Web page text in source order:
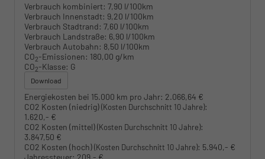
Verbrauch kombiniert: 7,90 l/100km
Verbrauch Innenstadt: 9,20 l/100km
Verbrauch Stadtrand: 7,60 l/100km
Verbrauch Landstraße: 6,90 l/100km
Verbrauch Autobahn: 8,50 l/100km
CO2-Emissionen: 180,00 g/km
CO2-Klasse: G
Download
Energiekosten bei 15.000 km pro Jahr: 2.066,64 €
CO2 Kosten (niedrig)(Kosten Durchschnitt 10 Jahre):
1.620,- €
CO2 Kosten (mittel)(Kosten Durchschnitt 10 Jahre):
3.847,50 €
CO2 Kosten (hoch)(Kosten Durchschnitt 10 Jahre): 5.940,- €
Jahressteuer: 209,- €